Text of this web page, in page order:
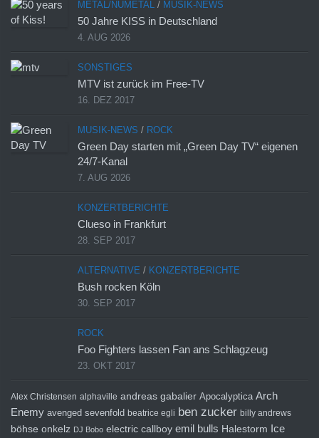
METAL/NUMETAL / MUSIK-NEWS
50 Jahre KISS in Deutschland
4. AUG 2026
SONSTIGES
MTV ist zurück im Free-TV
16. DEZ 2017
MUSIK-NEWS / ROCK
Green Day starten mit „Green Day TV“ eigenen
24/7-Kanal
7. AUG 2026
KONZERTBERICHTE
Clueso in Frankfurt
28. SEP 2017
ALTERNATIVE / KONZERTBERICHTE
Bush rocken Köln
30. SEP 2017
ROCK
Foo Fighters lassen Fan ans Schlagzeug
23. OKT 2017
Alex Christensen alphaville andreas gabalier Apocalyptica Arch
Enemy avenged sevenfold beatrice egli ben zucker billy andrews
böhse onkelz DJ Bobo electric callboy emil bulls Halestorm Ice